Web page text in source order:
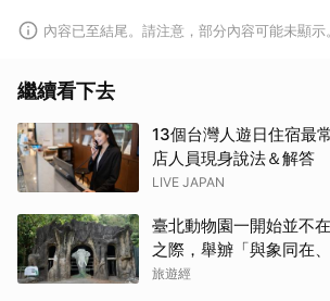
內容已至結尾。請注意，部分內容可能未顯示。
繼續看下去
13個台灣人遊日住宿最
店人員現身說法＆解答
LIVE JAPAN
臺北動物園一開始並不
之際，舉辧「與象同在
旅遊經